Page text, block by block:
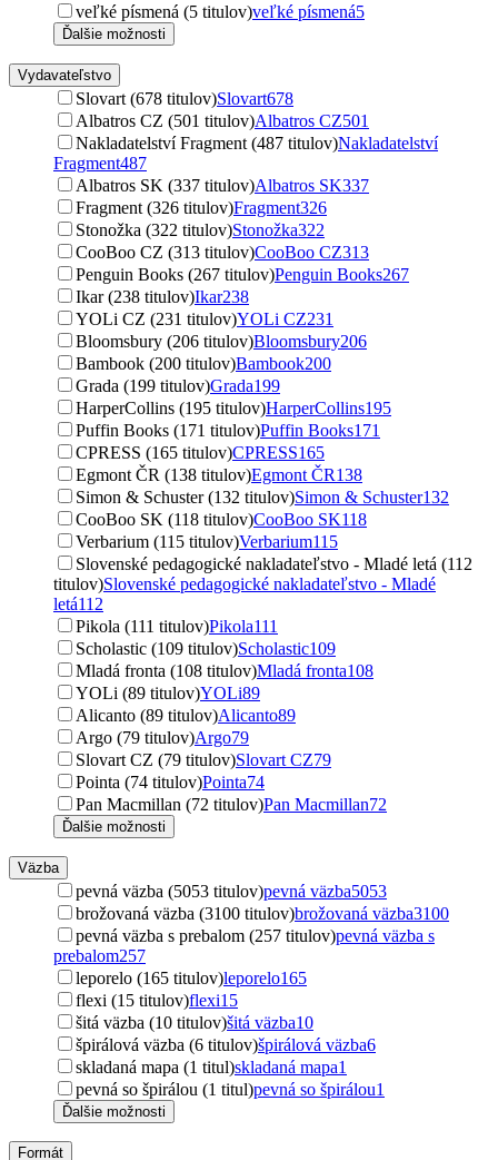
veľké písmená (5 titulov)veľké písmená5
Ďalšie možnosti
Vydavateľstvo
Slovart (678 titulov)Slovart678
Albatros CZ (501 titulov)Albatros CZ501
Nakladatelství Fragment (487 titulov)Nakladatelství
Fragment487
Albatros SK (337 titulov)Albatros SK337
Fragment (326 titulov)Fragment326
Stonožka (322 titulov)Stonožka322
CooBoo CZ (313 titulov)CooBoo CZ313
Penguin Books (267 titulov)Penguin Books267
Ikar (238 titulov)Ikar238
YOLi CZ (231 titulov)YOLi CZ231
Bloomsbury (206 titulov)Bloomsbury206
Bambook (200 titulov)Bambook200
Grada (199 titulov)Grada199
HarperCollins (195 titulov)HarperCollins195
Puffin Books (171 titulov)Puffin Books171
CPRESS (165 titulov)CPRESS165
Egmont ČR (138 titulov)Egmont ČR138
Simon & Schuster (132 titulov)Simon & Schuster132
CooBoo SK (118 titulov)CooBoo SK118
Verbarium (115 titulov)Verbarium115
Slovenské pedagogické nakladateľstvo - Mladé letá (112
titulov)Slovenské pedagogické nakladateľstvo - Mladé
letá112
Pikola (111 titulov)Pikola111
Scholastic (109 titulov)Scholastic109
Mladá fronta (108 titulov)Mladá fronta108
YOLi (89 titulov)YOLi89
Alicanto (89 titulov)Alicanto89
Argo (79 titulov)Argo79
Slovart CZ (79 titulov)Slovart CZ79
Pointa (74 titulov)Pointa74
Pan Macmillan (72 titulov)Pan Macmillan72
Ďalšie možnosti
Väzba
pevná väzba (5053 titulov)pevná väzba5053
brožovaná väzba (3100 titulov)brožovaná väzba3100
pevná väzba s prebalom (257 titulov)pevná väzba s
prebalom257
leporelo (165 titulov)leporelo165
flexi (15 titulov)flexi15
šitá väzba (10 titulov)šitá väzba10
špirálová väzba (6 titulov)špirálová väzba6
skladaná mapa (1 titul)skladaná mapa1
pevná so špirálou (1 titul)pevná so špirálou1
Ďalšie možnosti
Formát